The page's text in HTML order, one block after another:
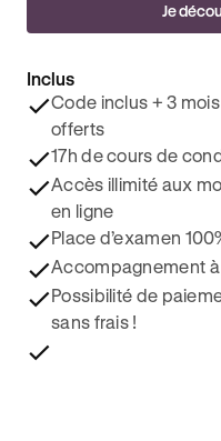
Je
Inclus
Code inclus + 3
offerts
17h de cours de
Accès illimité aux
en ligne
Place d’examen
Accompagnement à
Possibilité de
sans frais !